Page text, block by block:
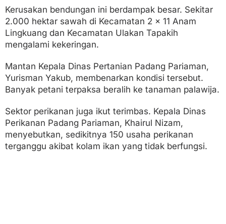
Kerusakan bendungan ini berdampak besar. Sekitar
2.000 hektar sawah di Kecamatan 2 x 11 Anam
Lingkuang dan Kecamatan Ulakan Tapakih
mengalami kekeringan.
Mantan Kepala Dinas Pertanian Padang Pariaman,
Yurisman Yakub, membenarkan kondisi tersebut.
Banyak petani terpaksa beralih ke tanaman palawija.
Sektor perikanan juga ikut terimbas. Kepala Dinas
Perikanan Padang Pariaman, Khairul Nizam,
menyebutkan, sedikitnya 150 usaha perikanan
terganggu akibat kolam ikan yang tidak berfungsi.